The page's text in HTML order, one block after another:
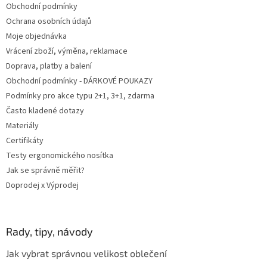
Obchodní podmínky
Ochrana osobních údajů
Moje objednávka
Vrácení zboží, výměna, reklamace
Doprava, platby a balení
Obchodní podmínky - DÁRKOVÉ POUKAZY
Podmínky pro akce typu 2+1, 3+1, zdarma
Často kladené dotazy
Materiály
Certifikáty
Testy ergonomického nosítka
Jak se správně měřit?
Doprodej x Výprodej
Rady, tipy, návody
Jak vybrat správnou velikost oblečení